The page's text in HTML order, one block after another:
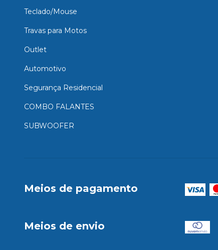
Teclado/Mouse
Travas para Motos
Outlet
Automotivo
Segurança Residencial
COMBO FALANTES
SUBWOOFER
Meios de pagamento
Meios de envio